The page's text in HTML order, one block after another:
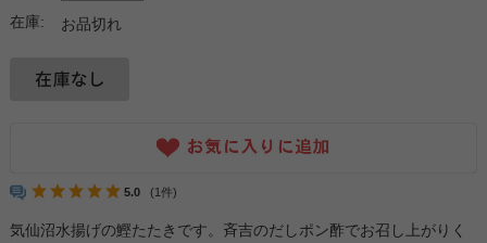
在庫: お品切れ
5.0 (1件)
気仙沼水揚げの鰹たたきです。斉吉のだしポン酢でお召し上がりく